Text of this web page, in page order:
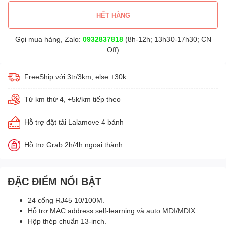
HẾT HÀNG
Gọi mua hàng, Zalo: 0932837818(8h-12h; 13h30-17h30; CN
Off)
FreeShip với 3tr/3km, else +30k
Từ km thứ 4, +5k/km tiếp theo
Hỗ trợ đặt tải Lalamove 4 bánh
Hỗ trợ Grab 2h/4h ngoại thành
ĐẶC ĐIỂM NỔI BẬT
24 cổng RJ45 10/100M.
Hỗ trợ MAC address self-learning và auto MDI/MDIX.
Hộp thép chuẩn 13-inch.